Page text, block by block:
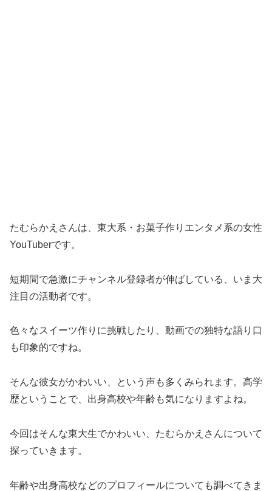
たむらかえさんは、東大系・お菓子作りエンタメ系の女性
YouTuberです。
短期間で急激にチャンネル登録者が伸ばしている、いま大
注目の活動者です。
色々なスイーツ作りに挑戦したり、動画での独特な語り口
も印象的ですね。
そんな彼女がかわいい、という声も多くみられます。高学
歴ということで、出身高校や年齢も気になりますよね。
今回はそんな東大生でかわいい、たむらかえさんについて
探っていきます。
年齢や出身高校などのプロフィールについても調べてきま